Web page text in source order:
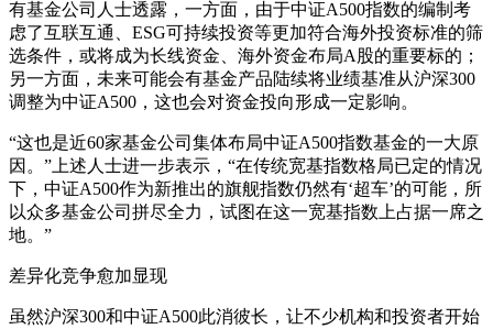
有基金公司人士透露，一方面，由于中证A500指数的编制考
虑了互联互通、ESG可持续投资等更加符合海外投资标准的筛
选条件，或将成为长线资金、海外资金布局A股的重要标的；
另一方面，未来可能会有基金产品陆续将业绩基准从沪深300
调整为中证A500，这也会对资金投向形成一定影响。
“这也是近60家基金公司集体布局中证A500指数基金的一大原
因。”上述人士进一步表示，“在传统宽基指数格局已定的情况
下，中证A500作为新推出的旗舰指数仍然有‘超车’的可能，所
以众多基金公司拼尽全力，试图在这一宽基指数上占据一席之
地。”
差异化竞争愈加显现
虽然沪深300和中证A500此消彼长，让不少机构和投资者开始